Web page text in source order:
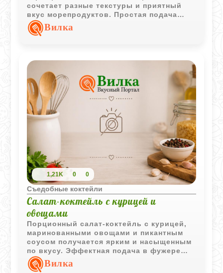
сочетает разные текстуры и приятный
вкус морепродуктов. Простая подача
слоями делает закуску аккуратной и
аппетитной.
Вилка
1,21K 0 0
Съедобные коктейли
Салат-коктейль с курицей и
овощами
Порционный салат-коктейль с курицей,
маринованными овощами и пикантным
соусом получается ярким и насыщенным
по вкусу. Эффектная подача в фужере
делает такую закуску отличным
вариантом для праздничного стола.
Вилка